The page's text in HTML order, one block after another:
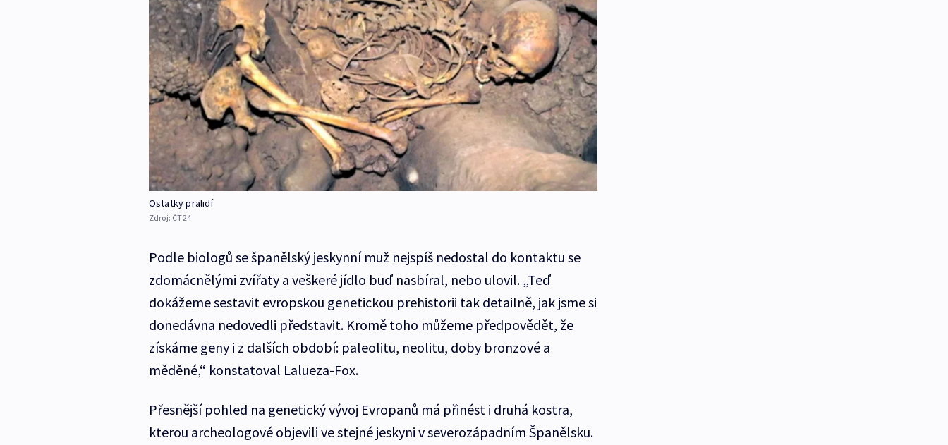
Ostatky pralidí
Zdroj: ČT24
Podle biologů se španělský jeskynní muž nejspíš nedostal do kontaktu se
zdomácnělými zvířaty a veškeré jídlo buď nasbíral, nebo ulovil. „Teď
dokážeme sestavit evropskou genetickou prehistorii tak detailně, jak jsme si
donedávna nedovedli představit. Kromě toho můžeme předpovědět, že
získáme geny i z dalších období: paleolitu, neolitu, doby bronzové a
měděné,“ konstatoval Lalueza-Fox.
Přesnější pohled na genetický vývoj Evropanů má přinést i druhá kostra,
kterou archeologové objevili ve stejné jeskyni v severozápadním Španělsku.